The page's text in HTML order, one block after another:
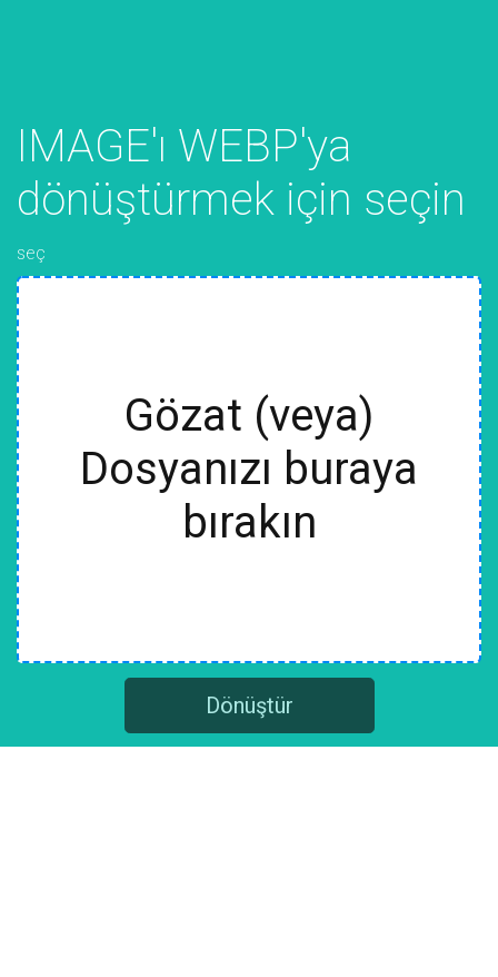
IMAGE'ı WEBP'ya
dönüştürmek için seçin
seç
Gözat (veya)
Dosyanızı buraya
bırakın
Dönüştür